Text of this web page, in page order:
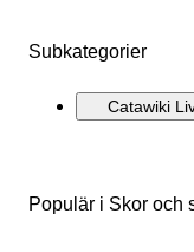
Subkategorier
Catawiki
Populär i Skor och